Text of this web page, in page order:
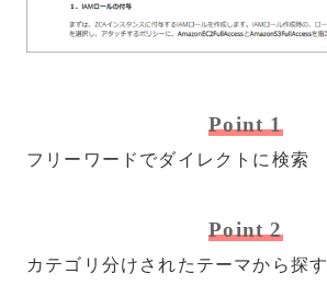
Point 1
フリーワードでダイレクトに検索
Point 2
カテゴリ分けされたテーマから探す